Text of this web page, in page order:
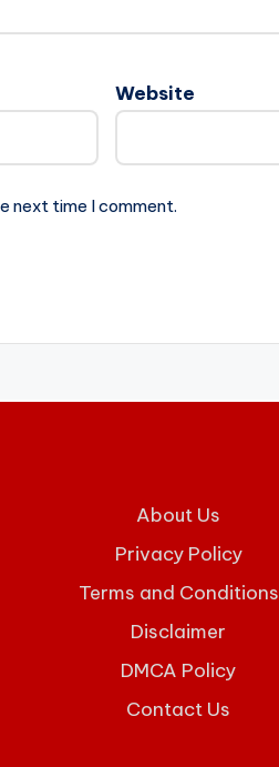
Website
next time I comment.
About Us
Privacy Policy
Terms and Conditions
Disclaimer
DMCA Policy
Contact Us